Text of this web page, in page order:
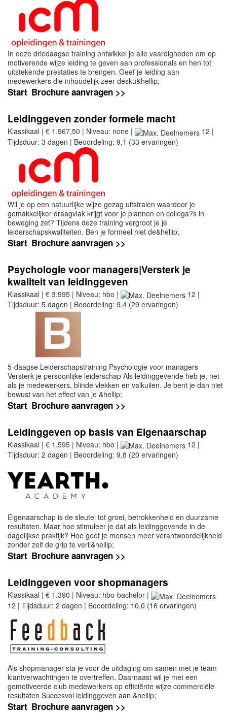
In deze driedaagse training ontwikkel je alle vaardigheden om op
motiverende wijze leiding te geven aan professionals en hen tot
uitstekende prestaties te brengen. Geef je leiding aan
medewerkers die inhoudelijk zeer desku&hellip;
Start Brochure aanvragen >>
Leidinggeven zonder formele macht
Klassikaal | € 1.967,50 | Niveau: none |
12 |
Tijdsduur: 3 dagen | Beoordeling: 9,1 (33 ervaringen)
Wil je op een natuurlijke wijze gezag uitstralen waardoor je
gemakkelijker draagvlak krijgt voor je plannen en collega?s in
beweging zet? Tijdens deze training vergroot je je
leiderschapskwaliteiten. Ben je formeel niet de&hellip;
Start Brochure aanvragen >>
Psychologie voor managers|Versterk je
kwaliteit van leidinggeven
Klassikaal | € 3.995 | Niveau: hbo |
12 |
Tijdsduur: 5 dagen | Beoordeling: 9,4 (29 ervaringen)
5-daagse Leiderschapstraining Psychologie voor managers
Versterk je persoonlijke leiderschap Als leidinggevende heb je, net
als je medewerkers, blinde vlekken en valkuilen. Je bent je dan niet
bewust van het effect van je &hellip;
Start Brochure aanvragen >>
Leidinggeven op basis van Eigenaarschap
Klassikaal | € 1.595 | Niveau: hbo |
12 |
Tijdsduur: 2 dagen | Beoordeling: 9,8 (20 ervaringen)
Eigenaarschap is de sleutel tot groei, betrokkenheid en duurzame
resultaten. Maar hoe stimuleer je dat als leidinggevende in de
dagelijkse praktijk? Hoe geef je mensen meer verantwoordelijkheid
zonder zelf de grip te verli&hellip;
Start Brochure aanvragen >>
Leidinggeven voor shopmanagers
Klassikaal | € 1.390 | Niveau: hbo-bachelor |
12 | Tijdsduur: 2 dagen | Beoordeling: 10,0 (16 ervaringen)
Als shopmanager sta je voor de uitdaging om samen met je team
klantverwachtingen te overtreffen. Daarnaast wil je met een
gemotiveerde club medewerkers op efficiënte wijze commerciële
resultaten Succesvol leidinggeven aan &hellip;
Start Brochure aanvragen >>